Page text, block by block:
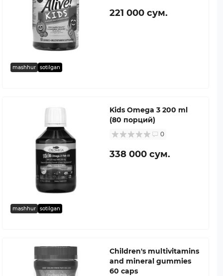
mashhur sotilgan
221 000 сум.
mashhur sotilgan
Kids Omega 3 200 ml
(80 порций)
0
338 000 сум.
Children's multivitamins
and mineral gummies
60 caps